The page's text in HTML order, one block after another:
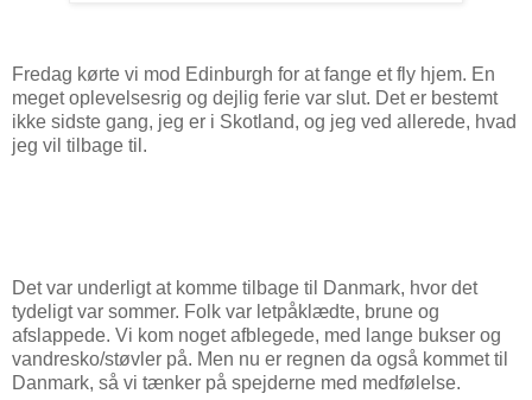
Fredag kørte vi mod Edinburgh for at fange et fly hjem. En
meget oplevelsesrig og dejlig ferie var slut. Det er bestemt
ikke sidste gang, jeg er i Skotland, og jeg ved allerede, hvad
jeg vil tilbage til.
Det var underligt at komme tilbage til Danmark, hvor det
tydeligt var sommer. Folk var letpåklædte, brune og
afslappede. Vi kom noget afblegede, med lange bukser og
vandresko/støvler på. Men nu er regnen da også kommet til
Danmark, så vi tænker på spejderne med medfølelse.